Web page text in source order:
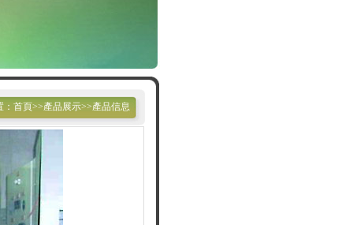
：首頁>>產品展示>>產品信息